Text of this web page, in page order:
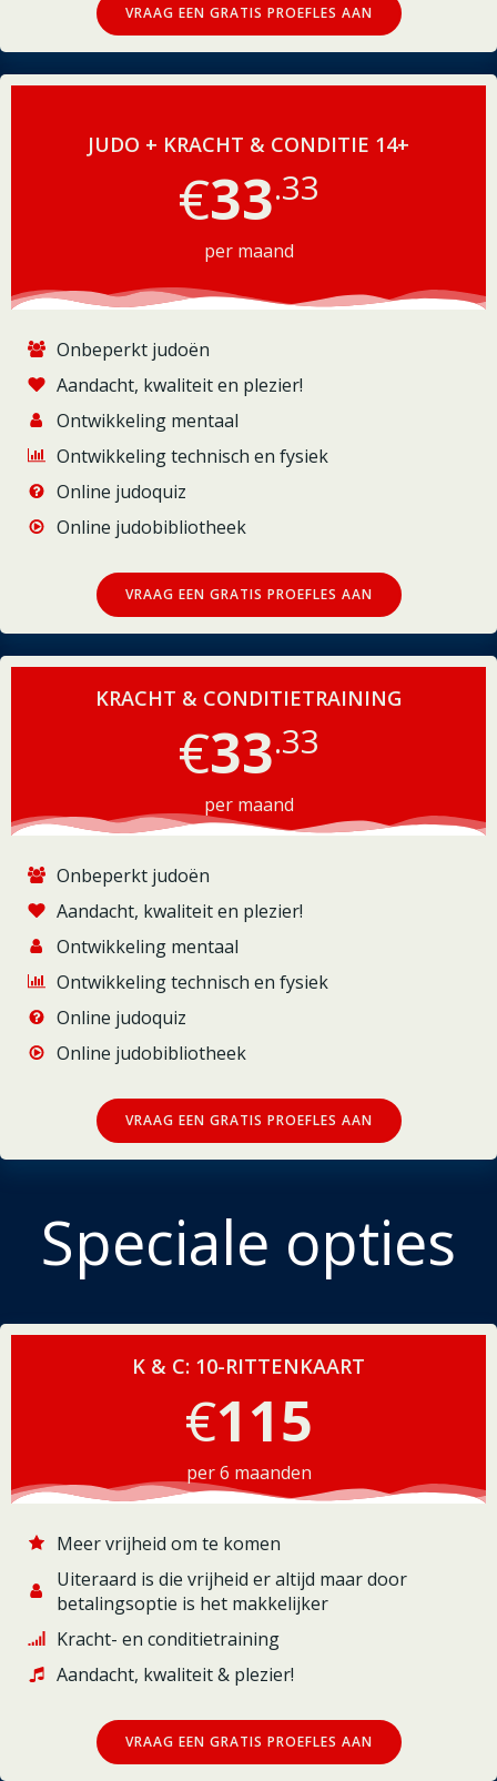
VRAAG EEN GRATIS PROEFLES AAN
JUDO + KRACHT & CONDITIE 14+
€33.33
per maand
Onbeperkt judoën
Aandacht, kwaliteit en plezier!
Ontwikkeling mentaal
Ontwikkeling technisch en fysiek
Online judoquiz
Online judobibliotheek
VRAAG EEN GRATIS PROEFLES AAN
KRACHT & CONDITIETRAINING
€33.33
per maand
Onbeperkt judoën
Aandacht, kwaliteit en plezier!
Ontwikkeling mentaal
Ontwikkeling technisch en fysiek
Online judoquiz
Online judobibliotheek
VRAAG EEN GRATIS PROEFLES AAN
Speciale opties
K & C: 10-RITTENKAART
€115
per 6 maanden
Meer vrijheid om te komen
Uiteraard is die vrijheid er altijd maar door
betalingsoptie is het makkelijker
Kracht- en conditietraining
Aandacht, kwaliteit & plezier!
VRAAG EEN GRATIS PROEFLES AAN